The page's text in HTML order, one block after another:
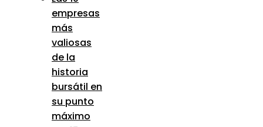
empresas
más
valiosas
de la
historia
bursátil en
su punto
máximo